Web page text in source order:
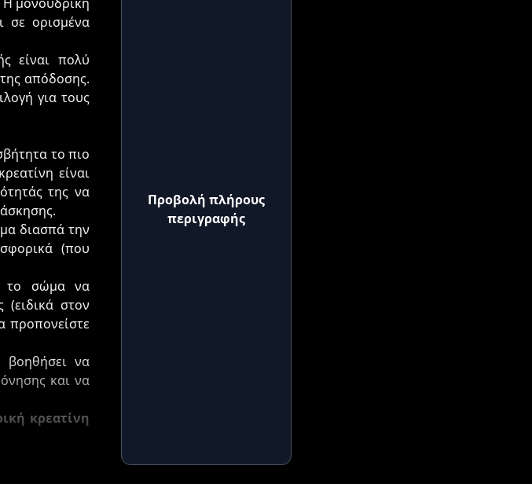
σε ορισμένα
είναι πολύ
απόδοσης.
για τους
το πιο
είναι
της να
διασπά την
(που
το σώμα να
(ειδικά στον
προπονείστε
να
και να
κρεατίνη
Προβολή πλήρους
περιγραφής